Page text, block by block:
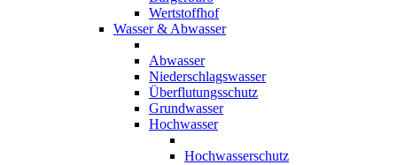
Wertstoffhof
Wasser & Abwasser
Abwasser
Niederschlagswasser
Überflutungsschutz
Grundwasser
Hochwasser
Hochwasserschutz